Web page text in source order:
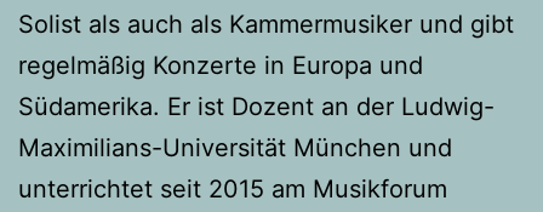
Solist als auch als Kammermusiker und gibt
regelmäßig Konzerte in Europa und
Südamerika. Er ist Dozent an der Ludwig-
Maximilians-Universität München und
unterrichtet seit 2015 am Musikforum